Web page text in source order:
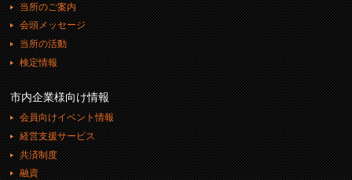
当所のご案内
会頭メッセージ
当所の活動
検定情報
市内企業様向け情報
会員向けイベント情報
経営支援サービス
共済制度
融資